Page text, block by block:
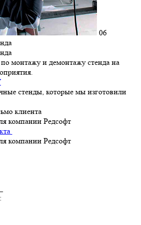
06
монтажу и демонтажу стенда на
стенды, которые мы изготовили
клиента
компании Редсофт
компании Редсофт